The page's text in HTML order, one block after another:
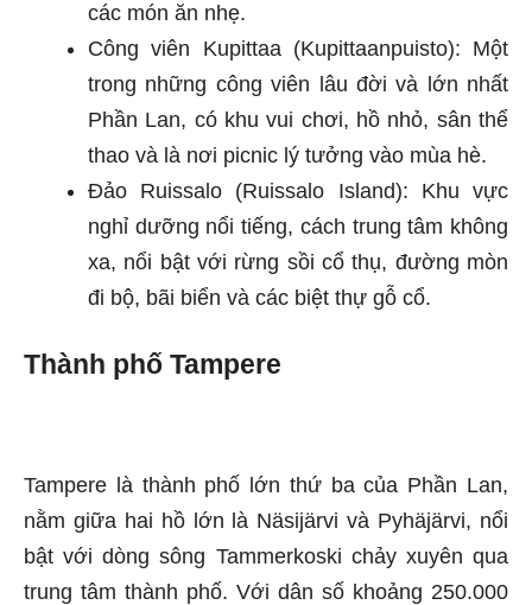
các món ăn nhẹ.
Công viên Kupittaa (Kupittaanpuisto): Một
trong những công viên lâu đời và lớn nhất
Phần Lan, có khu vui chơi, hồ nhỏ, sân thể
thao và là nơi picnic lý tưởng vào mùa hè.
Đảo Ruissalo (Ruissalo Island): Khu vực
nghỉ dưỡng nổi tiếng, cách trung tâm không
xa, nổi bật với rừng sồi cổ thụ, đường mòn
đi bộ, bãi biển và các biệt thự gỗ cổ.
Thành phố Tampere
Tampere là thành phố lớn thứ ba của Phần Lan,
nằm giữa hai hồ lớn là Näsijärvi và Pyhäjärvi, nổi
bật với dòng sông Tammerkoski chảy xuyên qua
trung tâm thành phố. Với dân số khoảng 250.000